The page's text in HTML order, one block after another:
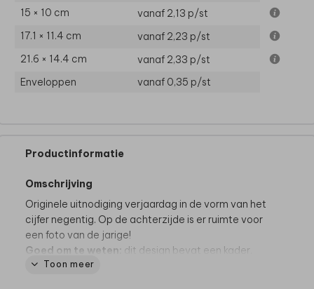
15 × 10 cm
vanaf 2,13 p/st
17.1 × 11.4 cm
vanaf 2,23 p/st
21.6 × 14.4 cm
vanaf 2,33 p/st
Enveloppen
vanaf 0,35 p/st
Productinformatie
Omschrijving
Originele uitnodiging verjaardag in de vorm van het
cijfer negentig. Op de achterzijde is er ruimte voor
een foto van de jarige!
Goed om te weten: dit design bevat een kader.
Omdat de kaarten na het drukken op een groot vel
Toon meer